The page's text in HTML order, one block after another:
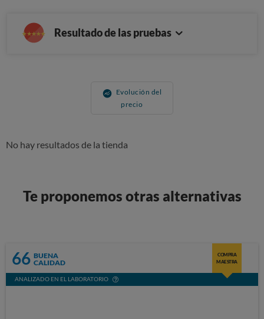
Resultado de las pruebas
Evolución del
precio
No hay resultados de la tienda
Te proponemos otras alternativas
66 BUENA
CALIDAD
COMPRA
MAESTRA
ANALIZADO EN EL LABORATORIO